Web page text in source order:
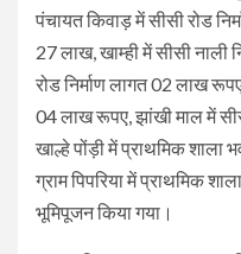
पंचायत किवाड़ में सीसी रोड
27 लाख, खाम्ही में सीसी नाली
रोड निर्माण लागत 02 लाख
04 लाख रूपए, झांखी माल में
खाल्हे पोंड़ी में प्राथमिक शाला
ग्राम पिपरिया में प्राथमिक
भूमिपूजन किया गया।